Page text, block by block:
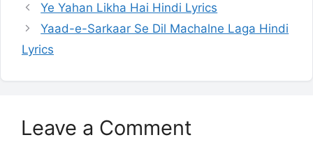
Ye Yahan Likha Hai Hindi Lyrics
Yaad-e-Sarkaar Se Dil Machalne Laga Hindi
Lyrics
Leave a Comment